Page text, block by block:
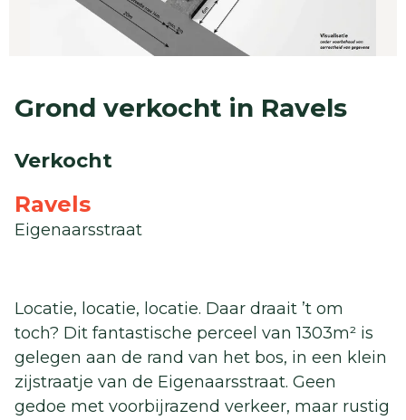
Grond verkocht in Ravels
Verkocht
Ravels
Eigenaarsstraat
Locatie, locatie, locatie. Daar draait ’t om
toch? Dit fantastische perceel van 1303m² is
gelegen aan de rand van het bos, in een klein
zijstraatje van de Eigenaarsstraat. Geen
gedoe met voorbijrazend verkeer, maar rustig